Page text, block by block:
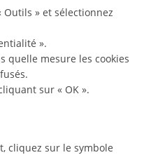
» et sélectionnez
».
quelle mesure les cookies
sur « OK ».
cliquez sur le symbole